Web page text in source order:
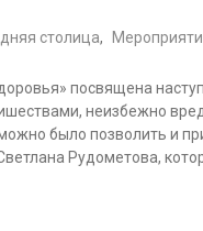
столица,
посвящена
неизбежно
было позволить и
Рудометова,